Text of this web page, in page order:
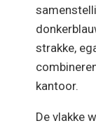
strakke,
kantoor.
De vlakke